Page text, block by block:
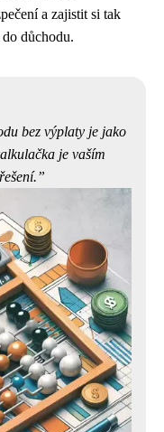
a zajistit si tak
důchodu.
bez výplaty je jako
je vaším